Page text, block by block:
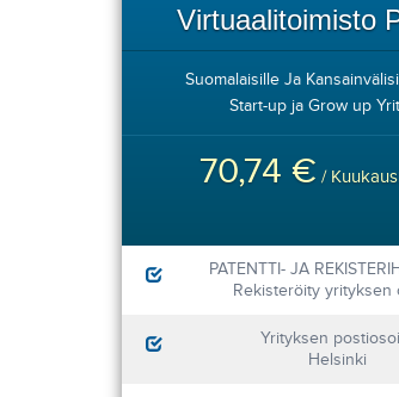
Virtuaalitoimisto
Suomalaisille Ja
Start-up ja Grow up
70,74 € /
PATENTTI- JA
Rekisteröity yrityksen
Yrityksen
Helsinki